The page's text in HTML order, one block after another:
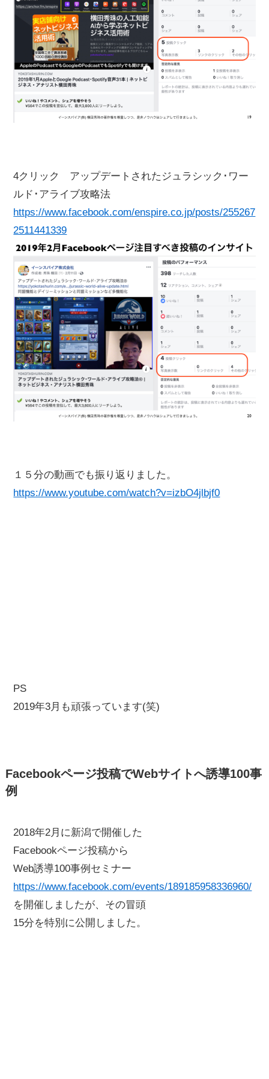
4クリック アップデートされたジュラシック･ワー
ルド･アライブ攻略法
https://www.facebook.com/enspire.co.jp/posts/255267
2511441339
１５分の動画でも振り返りました。
https://www.youtube.com/watch?v=izbO4jlbjf0
PS
2019年3月も頑張っています(笑)
Facebookページ投稿でWebサイトへ誘導100事
例
2018年2月に新潟で開催した
Facebookページ投稿から
Web誘導100事例セミナー
https://www.facebook.com/events/189185958336960/
を開催しましたが、その冒頭
15分を特別に公開しました。